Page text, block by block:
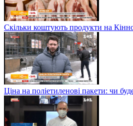
Скільки коштують продукти на
Ціна на поліетиленові пакети: чи